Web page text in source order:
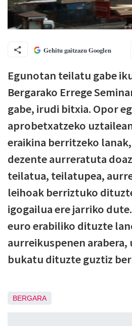
Gehitu gaitzazu Googlen
Egunotan teilatu gabe
Bergarako Errege
gabe, irudi bitxia. Opor
aprobetxatzeko
eraikina berritzeko
dezente aurreratuta
teilatua, teilatupea,
leihoak berriztuko
igogailua ere jarriko
euro erabiliko dituzte
aurreikuspenen arabera,
bukatu dituzte guztiz
BERGARA